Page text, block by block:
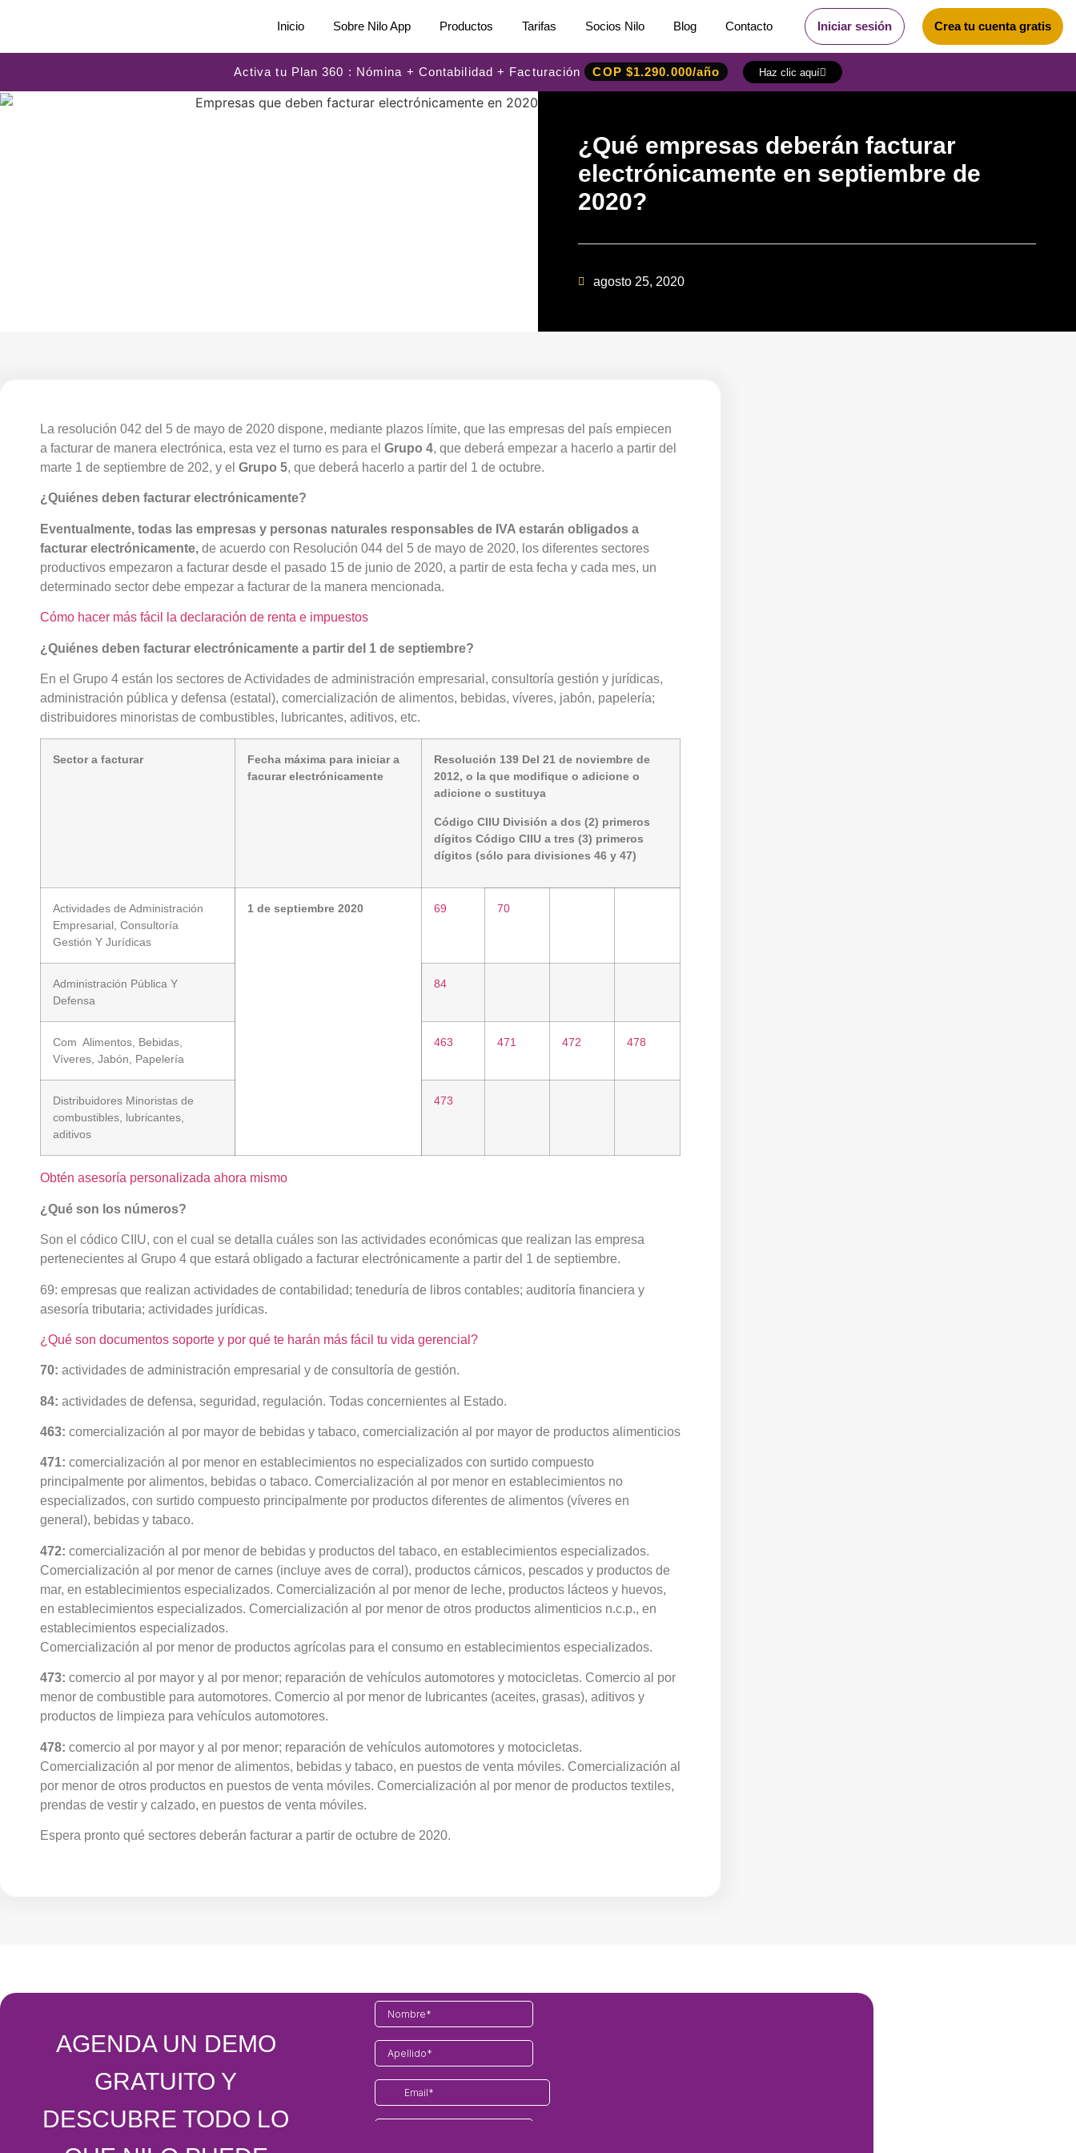
Inicio Sobre Nilo App Productos Tarifas Socios Nilo Blog Contacto Iniciar sesión Crea tu cuenta gratis
Activa tu Plan 360 : Nómina + Contabilidad + Facturación COP $1.290.000/año Haz clic aquí
¿Qué empresas deberán facturar
electrónicamente en septiembre de
2020?
agosto 25, 2020
La resolución 042 del 5 de mayo de 2020 dispone, mediante plazos límite, que las empresas del país empiecen
a facturar de manera electrónica, esta vez el turno es para el Grupo 4, que deberá empezar a hacerlo a partir del
marte 1 de septiembre de 202, y el Grupo 5, que deberá hacerlo a partir del 1 de octubre.
¿Quiénes deben facturar electrónicamente?
Eventualmente, todas las empresas y personas naturales responsables de IVA estarán obligados a
facturar electrónicamente, de acuerdo con Resolución 044 del 5 de mayo de 2020, los diferentes sectores
productivos empezaron a facturar desde el pasado 15 de junio de 2020, a partir de esta fecha y cada mes, un
determinado sector debe empezar a facturar de la manera mencionada.
Cómo hacer más fácil la declaración de renta e impuestos
¿Quiénes deben facturar electrónicamente a partir del 1 de septiembre?
En el Grupo 4 están los sectores de Actividades de administración empresarial, consultoría gestión y jurídicas,
administración pública y defensa (estatal), comercialización de alimentos, bebidas, víveres, jabón, papelería;
distribuidores minoristas de combustibles, lubricantes, aditivos, etc.
Sector a facturar
Fecha máxima para iniciar a
facurar electrónicamente
Resolución 139 Del 21 de noviembre de
2012, o la que modifique o adicione o
adicione o sustituya
Código CIIU División a dos (2) primeros
dígitos Código CIIU a tres (3) primeros
dígitos (sólo para divisiones 46 y 47)
Actividades de Administración
Empresarial, Consultoría
Gestión Y Jurídicas
1 de septiembre 2020 69 70
Administración Pública Y
Defensa
84
Com Alimentos, Bebidas,
Víveres, Jabón, Papelería
463 471 472 478
Distribuidores Minoristas de
combustibles, lubricantes,
aditivos
473
Obtén asesoría personalizada ahora mismo
¿Qué son los números?
Son el códico CIIU, con el cual se detalla cuáles son las actividades económicas que realizan las empresa
pertenecientes al Grupo 4 que estará obligado a facturar electrónicamente a partir del 1 de septiembre.
69: empresas que realizan actividades de contabilidad; teneduría de libros contables; auditoría financiera y
asesoría tributaria; actividades jurídicas.
¿Qué son documentos soporte y por qué te harán más fácil tu vida gerencial?
70: actividades de administración empresarial y de consultoría de gestión.
84: actividades de defensa, seguridad, regulación. Todas concernientes al Estado.
463: comercialización al por mayor de bebidas y tabaco, comercialización al por mayor de productos alimenticios
471: comercialización al por menor en establecimientos no especializados con surtido compuesto
principalmente por alimentos, bebidas o tabaco. Comercialización al por menor en establecimientos no
especializados, con surtido compuesto principalmente por productos diferentes de alimentos (víveres en
general), bebidas y tabaco.
472: comercialización al por menor de bebidas y productos del tabaco, en establecimientos especializados.
Comercialización al por menor de carnes (incluye aves de corral), productos cárnicos, pescados y productos de
mar, en establecimientos especializados. Comercialización al por menor de leche, productos lácteos y huevos,
en establecimientos especializados. Comercialización al por menor de otros productos alimenticios n.c.p., en
establecimientos especializados.
Comercialización al por menor de productos agrícolas para el consumo en establecimientos especializados.
473: comercio al por mayor y al por menor; reparación de vehículos automotores y motocicletas. Comercio al por
menor de combustible para automotores. Comercio al por menor de lubricantes (aceites, grasas), aditivos y
productos de limpieza para vehículos automotores.
478: comercio al por mayor y al por menor; reparación de vehículos automotores y motocicletas.
Comercialización al por menor de alimentos, bebidas y tabaco, en puestos de venta móviles. Comercialización al
por menor de otros productos en puestos de venta móviles. Comercialización al por menor de productos textiles,
prendas de vestir y calzado, en puestos de venta móviles.
Espera pronto qué sectores deberán facturar a partir de octubre de 2020.
AGENDA UN DEMO
GRATUITO Y
DESCUBRE TODO LO